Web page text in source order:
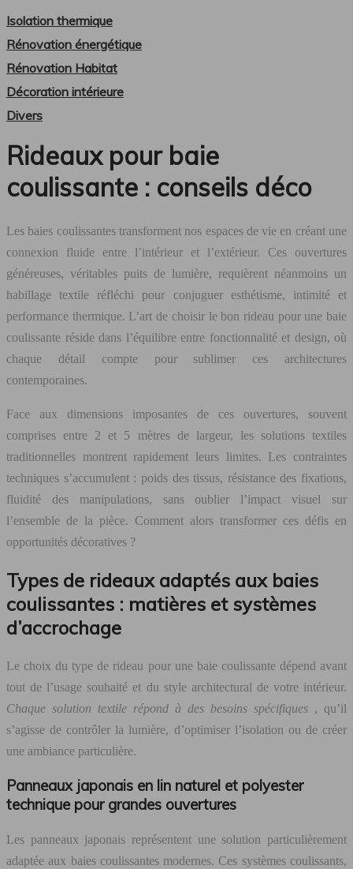
Isolation thermique
Rénovation énergétique
Rénovation Habitat
Décoration intérieure
Divers
Rideaux pour baie
coulissante : conseils déco
Les baies coulissantes transforment nos espaces de vie en créant une
connexion fluide entre l’intérieur et l’extérieur. Ces ouvertures
généreuses, véritables puits de lumière, requièrent néanmoins un
habillage textile réfléchi pour conjuguer esthétisme, intimité et
performance thermique. L’art de choisir le bon rideau pour une baie
coulissante réside dans l’équilibre entre fonctionnalité et design, où
chaque détail compte pour sublimer ces architectures
contemporaines.
Face aux dimensions imposantes de ces ouvertures, souvent
comprises entre 2 et 5 mètres de largeur, les solutions textiles
traditionnelles montrent rapidement leurs limites. Les contraintes
techniques s’accumulent : poids des tissus, résistance des fixations,
fluidité des manipulations, sans oublier l’impact visuel sur
l’ensemble de la pièce. Comment alors transformer ces défis en
opportunités décoratives ?
Types de rideaux adaptés aux baies
coulissantes : matières et systèmes
d’accrochage
Le choix du type de rideau pour une baie coulissante dépend avant
tout de l’usage souhaité et du style architectural de votre intérieur.
Chaque solution textile répond à des besoins spécifiques , qu’il
s’agisse de contrôler la lumière, d’optimiser l’isolation ou de créer
une ambiance particulière.
Panneaux japonais en lin naturel et polyester
technique pour grandes ouvertures
Les panneaux japonais représentent une solution particulièrement
adaptée aux baies coulissantes modernes. Ces systèmes coulissants,